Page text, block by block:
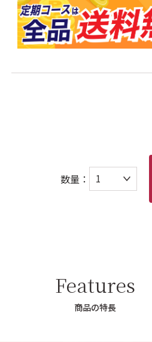
数量：
Features
商品の特長